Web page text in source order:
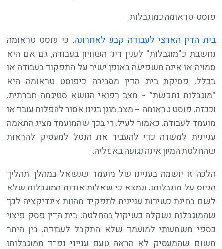
פוסט-טראומה כמוגבלות
בית הדין הארצי לעבודה קבע לאחרונה, כי פוסט טראומה
נחשבת כ"מוגבלות" לענין דיני השוויון בעבודה, גם אם היא
סמויה או אינה משפיעה באופן ישיר על התפקוד בעבודה או
בכלל. פסיקת בית הדין מסבירה כיפוסט טראומה היא
"מוגבלות נתפשת” – מצב רפואי הנושא סטיגמה חברתית,
וככזה, פוסט טראומה – מצב מוגן בגינו אסור להפלות עובד או
מועמד לעבודה. כאמור לעיל, די בכך שהמועמד מציג התאמה
עניינית למשרה כדי להעביר את הנטל למעסיק להראות
שהחלטת המיון אינה נגועה באפליה.
הלכה זו יושמה בעניינו של מועמד שנשאל במהלך תהליך
הגיוס על מוגבלותו, ונמצא כי שאלות אודות המוגבלות שלא
לשם בחינת כשירות עניינית לתפקיד מהוות אינדיקציה לכך
שהמוגבלות נשקלה כשיקול בהחלטה. בית הדין פסק פיצוי
כספי משמעותי למועמד שלא התקבל לעבודה, בין היתר
משום שהמעסיק לא הראה טעם ענייני נפרד ממוגבלותו